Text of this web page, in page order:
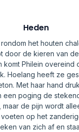
Heden
het houten
door de kieren van
komt Philein overeind
Hoelang heeft ze
Met haar hand
een poging de
de pijn wordt
op het
van zich af en